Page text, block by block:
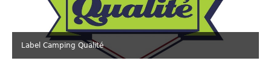
Label Camping Qualité